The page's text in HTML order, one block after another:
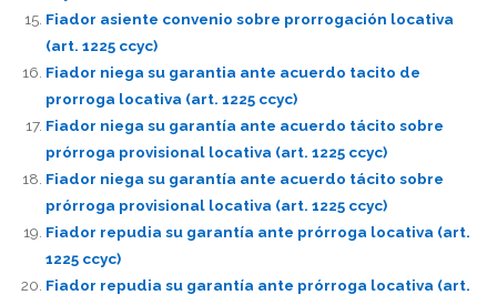
Fiador asiente convenio sobre prorrogación locativa
(art. 1225 ccyc)
Fiador niega su garantia ante acuerdo tacito de
prorroga locativa (art. 1225 ccyc)
Fiador niega su garantía ante acuerdo tácito sobre
prórroga provisional locativa (art. 1225 ccyc)
Fiador niega su garantía ante acuerdo tácito sobre
prórroga provisional locativa (art. 1225 ccyc)
Fiador repudia su garantía ante prórroga locativa (art.
1225 ccyc)
Fiador repudia su garantía ante prórroga locativa (art.